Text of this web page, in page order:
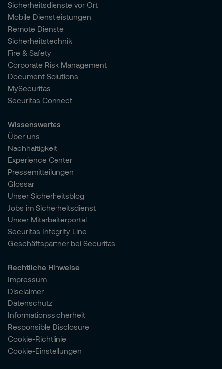
Sicherheitsdienste vor Ort
Mobile Dienstleistungen
Remote Dienste
Sicherheitstechnik
Fire & Safety
Corporate Risk Management
Document Solutions
MySecuritas
Securitas Connect
Wissenswertes
Über uns
Nachhaltigkeit
Experience Center
Pressemitteilungen
Glossar
Unser Sicherheitsblog
Jobs im Sicherheitsdienst
Unser Mitarbeiterportal
Securitas Integrity Line
Geschäftspartner bei Securitas
Rechtliche Hinweise
Impressum
Disclaimer
Datenschutz
Informationssicherheit
Responsible Disclosure
Cookie-Richtlinie
Cookie-Einstellungen